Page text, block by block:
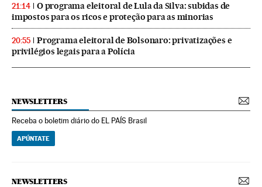
21:14
O programa eleitoral de Lula da Silva: subidas de
impostos para os ricos e proteção para as minorias
20:55
Programa eleitoral de Bolsonaro: privatizações e
privilégios legais para a Polícia
NEWSLETTERS
Receba o boletim diário do EL PAÍS Brasil
APÚNTATE
NEWSLETTERS